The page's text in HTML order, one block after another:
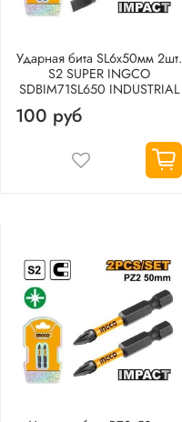
Ударная бита SL6х50мм 2шт.
S2 SUPER INGCO
SDBIM71SL650 INDUSTRIAL
100 руб